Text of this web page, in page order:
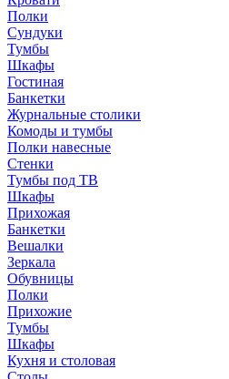
Полки
Сундуки
Тумбы
Шкафы
Гостиная
Банкетки
Журнальные столики
Комоды и тумбы
Полки навесные
Стенки
Тумбы под ТВ
Шкафы
Прихожая
Банкетки
Вешалки
Зеркала
Обувницы
Полки
Прихожие
Тумбы
Шкафы
Кухня и столовая